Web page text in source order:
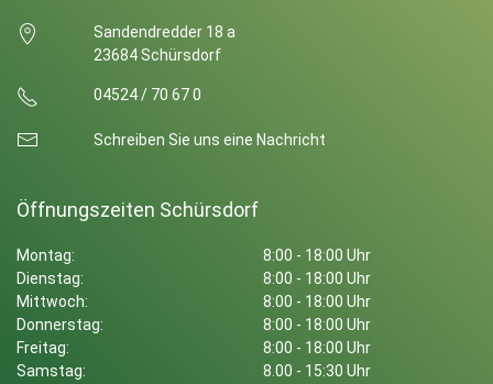
Sandendredder 18 a
23684 Schürsdorf
04524 / 70 67 0
Schreiben Sie uns eine Nachricht
Öffnungszeiten Schürsdorf
Montag:
Dienstag:
Mittwoch:
Donnerstag:
Freitag:
Samstag:
8:00 - 18:00 Uhr
8:00 - 18:00 Uhr
8:00 - 18:00 Uhr
8:00 - 18:00 Uhr
8:00 - 18:00 Uhr
8.00 - 15:30 Uhr